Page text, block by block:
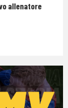
allenatore